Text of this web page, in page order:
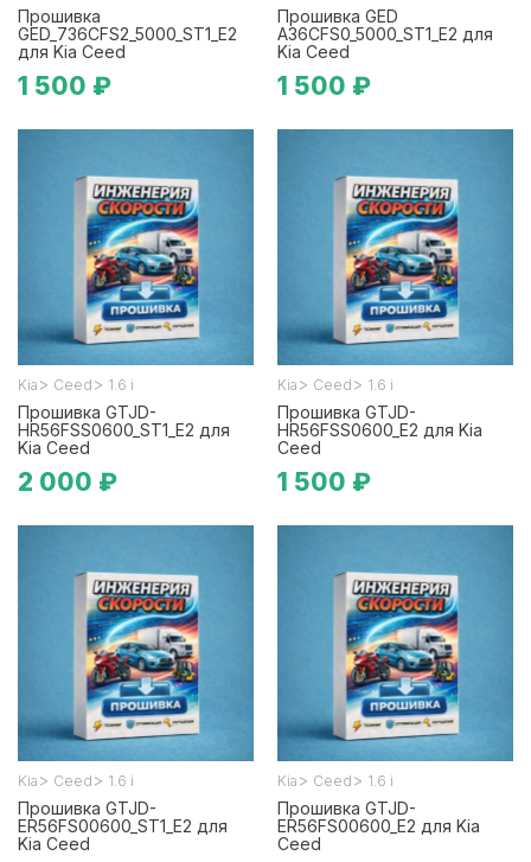
Прошивка
GED_736CFS2_5000_ST1_E2
для Kia Ceed
1 500 ₽
Прошивка GED
A36CFS0_5000_ST1_E2 для
Kia Ceed
1 500 ₽
Kia > Ceed > 1.6 i
Прошивка GTJD-
HR56FSS0600_ST1_E2 для
Kia Ceed
2 000 ₽
Kia > Ceed > 1.6 i
Прошивка GTJD-
HR56FSS0600_E2 для Kia
Ceed
1 500 ₽
Kia > Ceed > 1.6 i
Прошивка GTJD-
ER56FS00600_ST1_E2 для
Kia Ceed
Kia > Ceed > 1.6 i
Прошивка GTJD-
ER56FS00600_E2 для Kia
Ceed